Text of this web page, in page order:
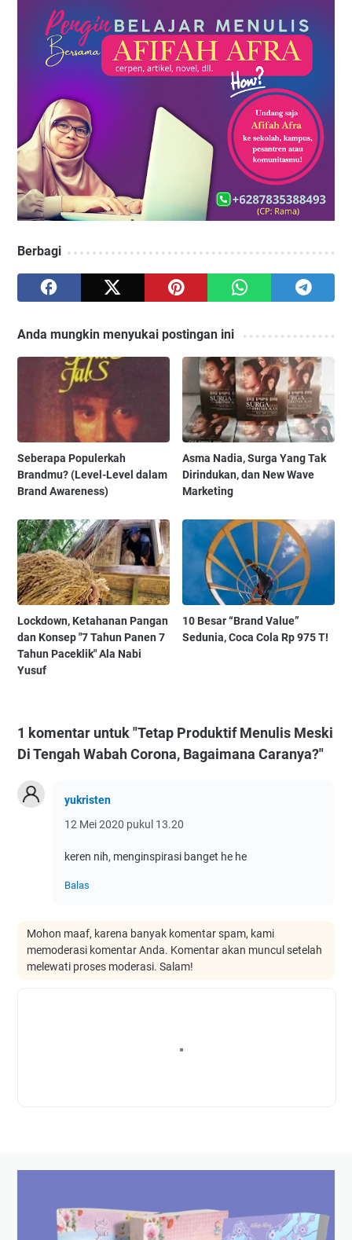
Berbagi
Anda mungkin menyukai postingan ini
Seberapa Populerkah
Brandmu? (Level-Level dalam
Brand Awareness)
Asma Nadia, Surga Yang Tak
Dirindukan, dan New Wave
Marketing
Lockdown, Ketahanan Pangan
dan Konsep "7 Tahun Panen 7
Tahun Paceklik" Ala Nabi
Yusuf
10 Besar “Brand Value”
Sedunia, Coca Cola Rp 975 T!
1 komentar untuk "Tetap Produktif Menulis Meski
Di Tengah Wabah Corona, Bagaimana Caranya?"
yukristen
12 Mei 2020 pukul 13.20
keren nih, menginspirasi banget he he
Balas
Mohon maaf, karena banyak komentar spam, kami
memoderasi komentar Anda. Komentar akan muncul setelah
melewati proses moderasi. Salam!